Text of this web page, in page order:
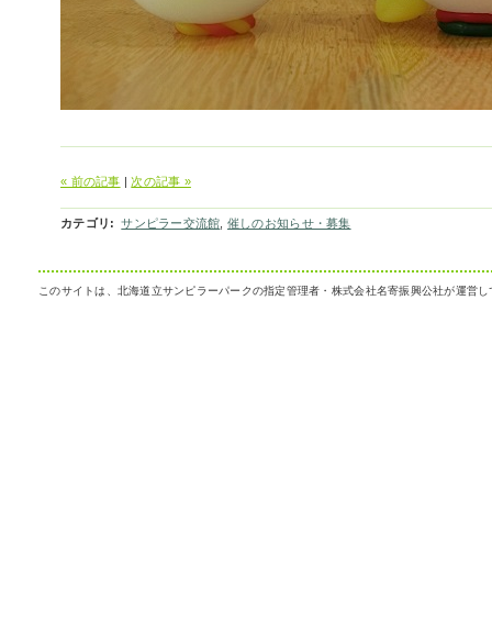
« 前の記事 |次の記事 »
カテゴリ : サンピラー交流館 催しのお知らせ・募集
このサイトは、北海道立サンピラーパークの指定管理者・株式会社名寄振興公社が運営